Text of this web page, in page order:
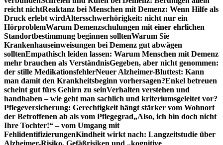
reicht nichtReaktanz bei Menschen mit Demenz: Wenn Hilfe als
Druck erlebt wirdAltersschwerhörigkeit: nicht nur ein
HörproblemWarum Demenzschulungen mit einer ehrlichen
Standortbestimmung beginnen solltenWarum Sie
Krankenhauseinweisungen bei Demenz gut abwägen
solltenEmpathisch leiden lassen: Warum Menschen mit Demenz
mehr brauchen als VerständnisGegeben, aber nicht genommen:
der stille MedikationsfehlerNeuer Alzheimer-Bluttest: Kann
man damit den Krankheitsbeginn vorhersagen?Enkel betreuen
scheint gut fürs Gehirn zu seinVerhalten verstehen und
handhaben – wie geht man sachlich und kriteriumsgeleitet vor?
Pflegeversicherung: Gerechtigkeit hängt stärker vom Wohnort
der Betroffenen ab als vom Pflegegrad„Also, ich bin doch nicht
Ihre Tochter!“ – vom Umgang mit
FehlidentifizierungenKindheit wirkt nach: Langzeitstudie über